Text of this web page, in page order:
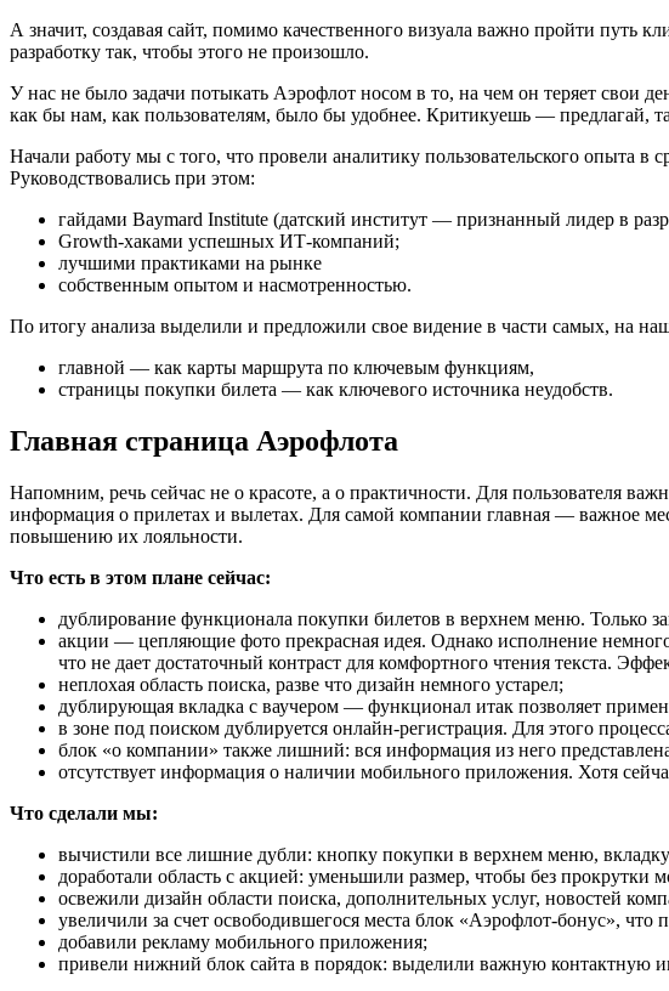
А значит, создавая сайт, помимо качественного визуала важно пройти путь
разработку так, чтобы этого не произошло.
У нас не было задачи потыкать Аэрофлот носом в то, на чем он теряет свои
как бы нам, как пользователям, было бы удобнее. Критикуешь — предлагай,
Начали работу мы с того, что провели аналитику пользовательского опыта
Руководствовались при этом:
гайдами Baymard Institute (датский институт — признанный лидер в
Growth-хаками успешных ИТ-компаний;
лучшими практиками на рынке
собственным опытом и насмотренностью.
По итогу анализа выделили и предложили свое видение в части самых, на
главной — как карты маршрута по ключевым функциям,
страницы покупки билета — как ключевого источника неудобств.
Главная страница Аэрофлота
Напомним, речь сейчас не о красоте, а о практичности. Для пользователя
информация о прилетах и вылетах. Для самой компании главная — важное
повышению их лояльности.
Что есть в этом плане сейчас:
дублирование функционала покупки билетов в верхнем меню. Только
акции — цепляющие фото прекрасная идея. Однако исполнение немного
что не дает достаточный контраст для комфортного чтения текста.
неплохая область поиска, разве что дизайн немного устарел;
дублирующая вкладка с ваучером — функционал итак позволяет
в зоне под поиском дублируется онлайн-регистрация. Для этого
блок «о компании» также лишний: вся информация из него
отсутствует информация о наличии мобильного приложения. Хотя
Что сделали мы:
вычистили все лишние дубли: кнопку покупки в верхнем меню,
доработали область с акцией: уменьшили размер, чтобы без
освежили дизайн области поиска, дополнительных услуг, новостей
увеличили за счет освободившегося места блок «Аэрофлот-бонус»,
добавили рекламу мобильного приложения;
привели нижний блок сайта в порядок: выделили важную контактную